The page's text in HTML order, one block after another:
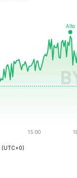
(UTC+0)